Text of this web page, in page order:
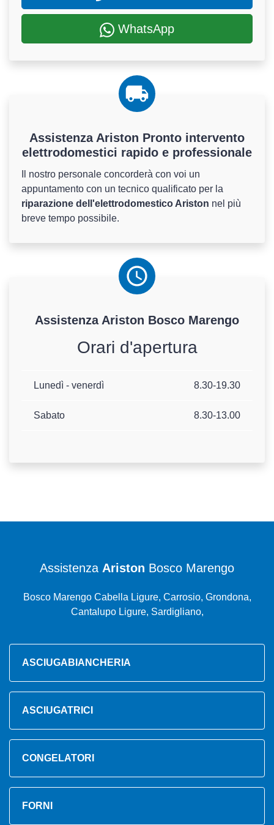
WhatsApp
Assistenza Ariston Pronto intervento
elettrodomestici rapido e professionale
Il nostro personale concorderà con voi un
appuntamento con un tecnico qualificato per la
riparazione dell'elettrodomestico Ariston nel più
breve tempo possibile.
Assistenza Ariston Bosco Marengo
Orari d'apertura
Lunedì - venerdì 8.30-19.30
Sabato 8.30-13.00
Assistenza Ariston Bosco Marengo
Bosco Marengo Cabella Ligure, Carrosio, Grondona,
Cantalupo Ligure, Sardigliano,
ASCIUGABIANCHERIA
ASCIUGATRICI
CONGELATORI
FORNI